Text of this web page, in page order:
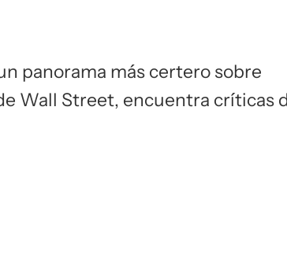
panorama más certero sobre
Wall Street, encuentra críticas